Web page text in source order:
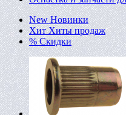
New Новинки
Хит Хиты продаж
% Скидки